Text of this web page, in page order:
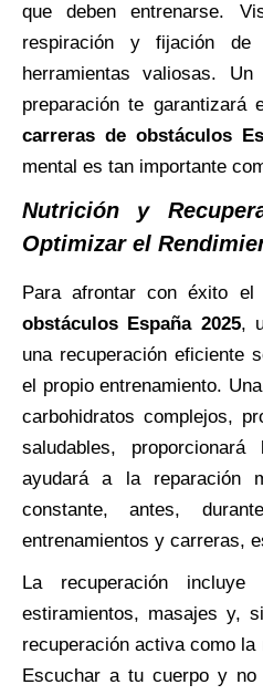
que deben entrenarse.
respiración y fijación de
herramientas valiosas.
preparación te garantizará
carreras de obstáculos
mental es tan importante
Nutrición y
Optimizar el
Para afrontar con éxito el
obstáculos España 2025,
una recuperación eficiente
el propio entrenamiento.
carbohidratos complejos,
saludables,
ayudará a la reparación
constante, antes,
entrenamientos y carreras,
La recuperación
estiramientos, masajes y,
recuperación activa como
Escuchar a tu cuerpo y no